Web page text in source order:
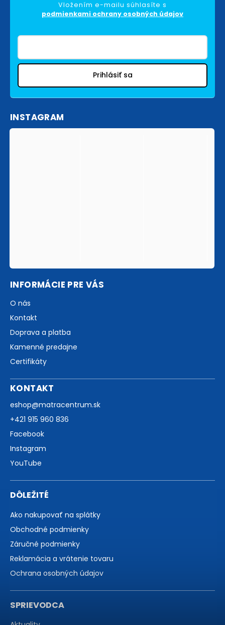
Vložením e-mailu súhlasíte s
podmienkami ochrany osobných údajov
Prihlásiť sa
INSTAGRAM
INFORMÁCIE PRE VÁS
O nás
Kontakt
Doprava a platba
Kamenné predajne
Certifikáty
KONTAKT
eshop@matracentrum.sk
+421 915 960 836
Facebook
Instagram
YouTube
DÔLEŽITÉ
Ako nakupovať na splátky
Obchodné podmienky
Záručné podmienky
Reklamácia a vrátenie tovaru
Ochrana osobných údajov
SPRIEVODCA